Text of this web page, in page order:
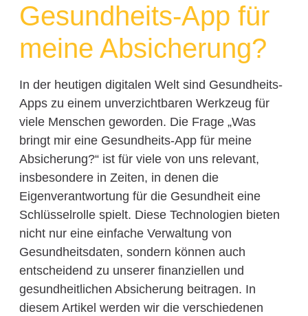
Gesundheits-App für
meine Absicherung?
In der heutigen digitalen Welt sind Gesundheits-
Apps zu einem unverzichtbaren Werkzeug für
viele Menschen geworden. Die Frage „Was
bringt mir eine Gesundheits-App für meine
Absicherung?“ ist für viele von uns relevant,
insbesondere in Zeiten, in denen die
Eigenverantwortung für die Gesundheit eine
Schlüsselrolle spielt. Diese Technologien bieten
nicht nur eine einfache Verwaltung von
Gesundheitsdaten, sondern können auch
entscheidend zu unserer finanziellen und
gesundheitlichen Absicherung beitragen. In
diesem Artikel werden wir die verschiedenen